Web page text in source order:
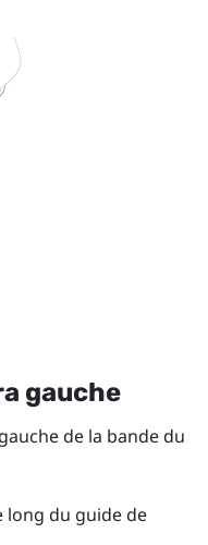
gauche
de la bande du
long du guide de